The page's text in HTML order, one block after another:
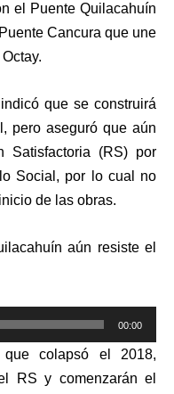
el Puente Quilacahuín
Cancura que une
que se construirá
pero aseguró que aún
Satisfactoria (RS) por
Social, por lo cual no
de las obras.
aún resiste el
00:00
que colapsó el 2018,
RS y comenzarán el